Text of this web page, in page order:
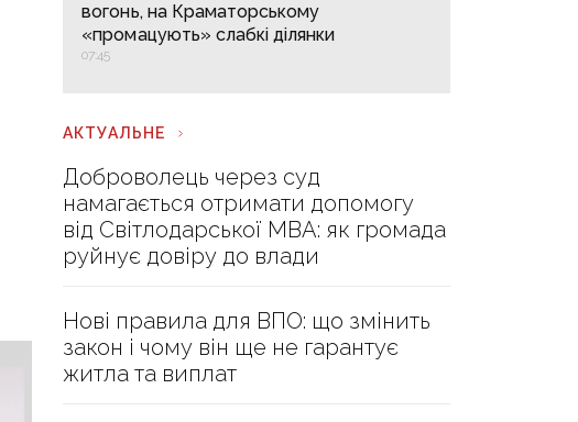
вогонь, на Краматорському
«промацують» слабкі ділянки
07:45
АКТУАЛЬНЕ
Доброволець через суд
намагається отримати допомогу
від Світлодарської МВА: як громада
руйнує довіру до влади
Нові правила для ВПО: що змінить
закон і чому він ще не гарантує
житла та виплат